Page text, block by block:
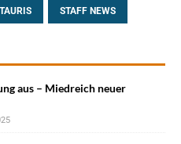
STAFF NEWS
aus – Miedreich neuer